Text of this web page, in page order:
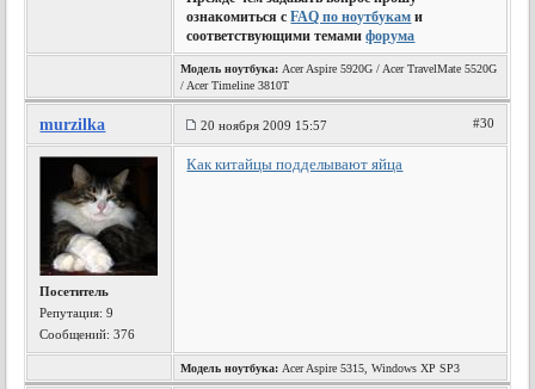
ознакомиться сFAQ по ноутбукам и
соответствующими темамифорума
Модель ноутбука: Acer Aspire 5920G / Acer TravelMate 5520G
/ Acer Timeline 3810T
murzilka 20 ноября 2009 15:57 #30
Посетитель
Репутация:9
Сообщений: 376
Как китайцы подделывают яйца
Модель ноутбука: Acer Aspire 5315, Windows XP SP3